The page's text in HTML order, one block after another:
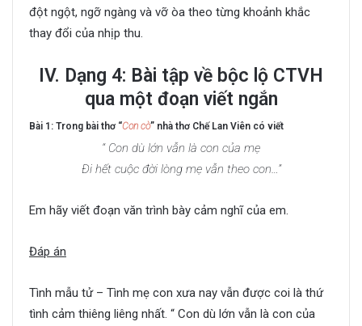
đột ngột, ngỡ ngàng và vỡ òa theo từng khoảnh khắc
thay đổi của nhịp thu.
IV. Dạng 4: Bài tập về bộc lộ CTVH
qua một đoạn viết ngắn
Bài 1: Trong bài thơ “Con cò” nhà thơ Chế Lan Viên có viết
“ Con dù lớn vẫn là con của mẹ
Đi hết cuộc đời lòng mẹ vẫn theo con…”
Em hãy viết đoạn văn trình bày cảm nghĩ của em.
Đáp án
Tình mẫu tử – Tình mẹ con xưa nay vẫn được coi là thứ
tình cảm thiêng liêng nhất. “ Con dù lớn vẫn là con của